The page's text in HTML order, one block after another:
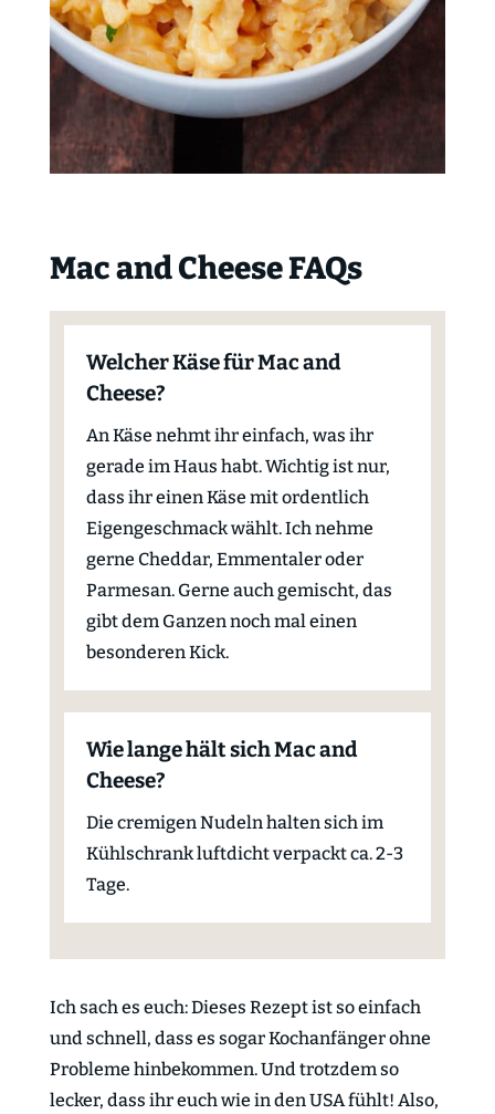
Mac and Cheese FAQs
Welcher Käse für Mac and
Cheese?
An Käse nehmt ihr einfach, was ihr
gerade im Haus habt. Wichtig ist nur,
dass ihr einen Käse mit ordentlich
Eigengeschmack wählt. Ich nehme
gerne Cheddar, Emmentaler oder
Parmesan. Gerne auch gemischt, das
gibt dem Ganzen noch mal einen
besonderen Kick.
Wie lange hält sich Mac and
Cheese?
Die cremigen Nudeln halten sich im
Kühlschrank luftdicht verpackt ca. 2-3
Tage.
Ich sach es euch: Dieses Rezept ist so einfach
und schnell, dass es sogar Kochanfänger ohne
Probleme hinbekommen. Und trotzdem so
lecker, dass ihr euch wie in den USA fühlt! Also,